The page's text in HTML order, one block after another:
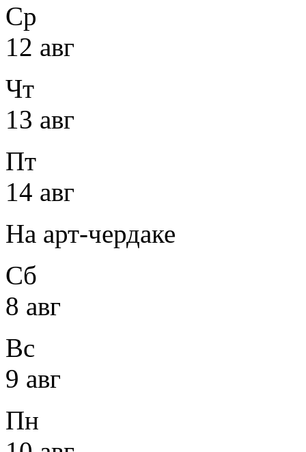
Ср
12 авг
Чт
13 авг
Пт
14 авг
На арт-чердаке
Сб
8 авг
Вс
9 авг
Пн